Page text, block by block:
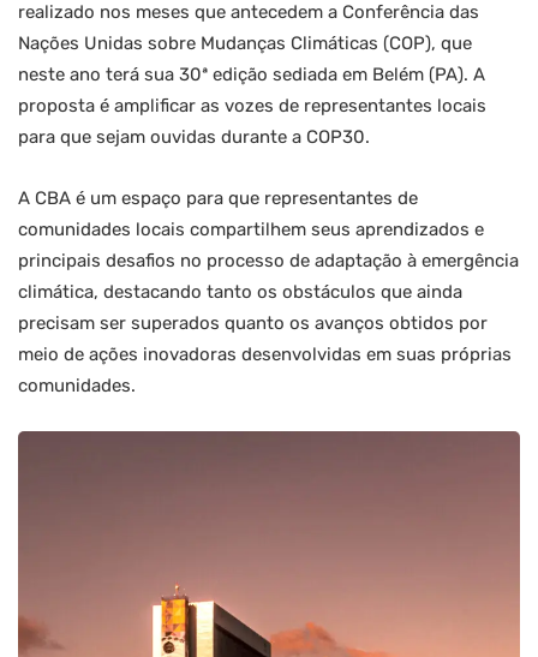
realizado nos meses que antecedem a Conferência das
Nações Unidas sobre Mudanças Climáticas (COP), que
neste ano terá sua 30ª edição sediada em Belém (PA). A
proposta é amplificar as vozes de representantes locais
para que sejam ouvidas durante a COP30.
A CBA é um espaço para que representantes de
comunidades locais compartilhem seus aprendizados e
principais desafios no processo de adaptação à emergência
climática, destacando tanto os obstáculos que ainda
precisam ser superados quanto os avanços obtidos por
meio de ações inovadoras desenvolvidas em suas próprias
comunidades.